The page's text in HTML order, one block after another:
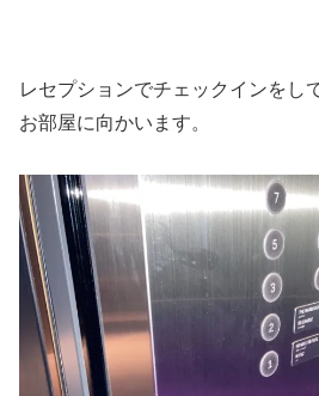
レセプションでチェックインをし
お部屋に向かいます。